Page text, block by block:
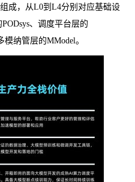
成，从L0到L4分别对应基础设
、调度平台层的
纳管层的MModel。